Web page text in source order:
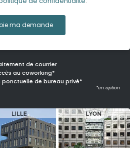
ma demande
de courrier
au coworking*
ponctuelle de bureau privé*
*en option